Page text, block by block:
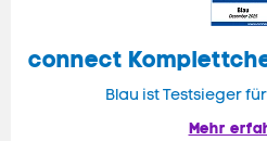
connect
Blau ist Testsieger
Mehr